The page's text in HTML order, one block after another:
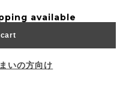
available
いの方向け